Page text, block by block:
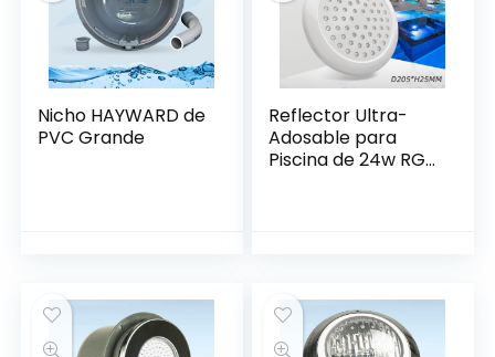
Nicho HAYWARD de
PVC Grande
Reflector Ultra-
Adosable para
Piscina de 24w RGB